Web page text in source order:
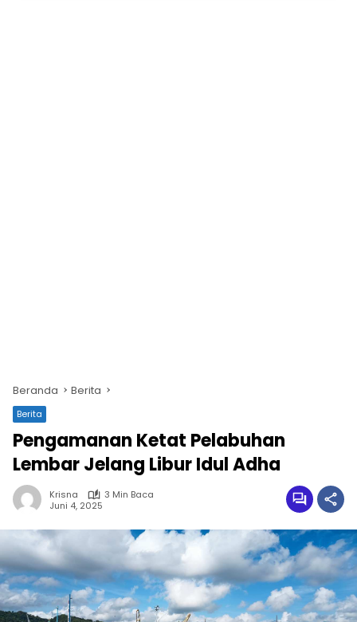
Beranda Berita
Berita
Pengamanan Ketat Pelabuhan
Lembar Jelang Libur Idul Adha
Krisna
3 Min Baca
Juni 4, 2025